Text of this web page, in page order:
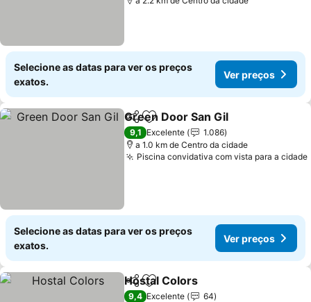
Selecione as datas para ver os preços
exatos.
Ver preços
PartilharAdicionar aos favoritos
Green Door San Gil
9,1 Excelente
1.086
a 1.0 km de Centro da cidade
Piscina convidativa com vista para a cidade
Selecione as datas para ver os preços
exatos.
Ver preços
PartilharAdicionar aos favoritos
Hostal Colors
9,4 Excelente
64